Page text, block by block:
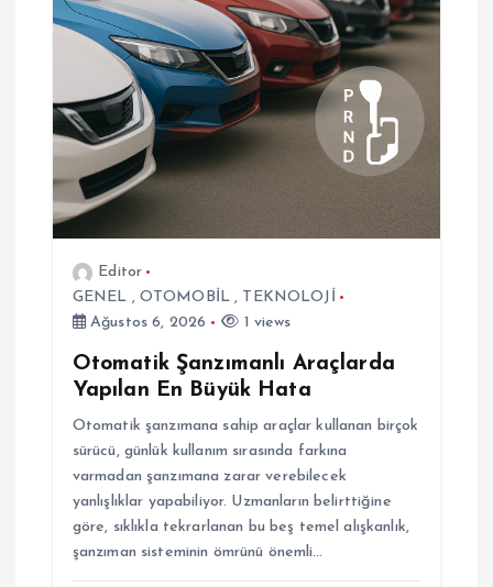
e
Editor
GENEL , OTOMOBİL , TEKNOLOJİ
Ağustos 6, 2026
1 views
Otomatik Şanzımanlı Araçlarda
Yapılan En Büyük Hata
Otomatik şanzımana sahip araçlar kullanan birçok
sürücü, günlük kullanım sırasında farkına
varmadan şanzımana zarar verebilecek
yanlışlıklar yapabiliyor. Uzmanların belirttiğine
göre, sıklıkla tekrarlanan bu beş temel alışkanlık,
şanzıman sisteminin ömrünü önemli…